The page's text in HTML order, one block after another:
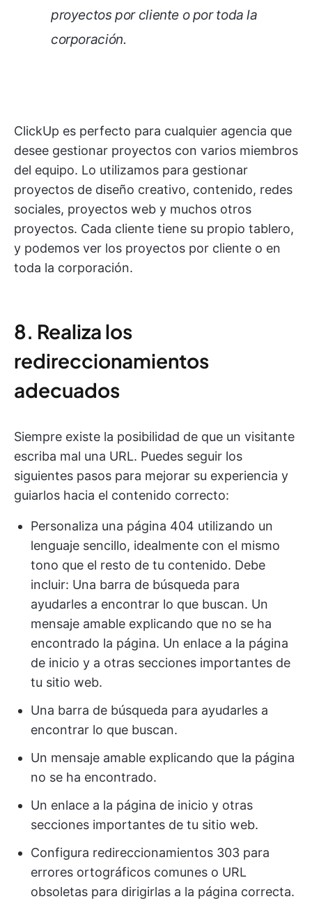
proyectos por cliente o por toda la
corporación.
ClickUp es perfecto para cualquier agencia que
desee gestionar proyectos con varios miembros
del equipo. Lo utilizamos para gestionar
proyectos de diseño creativo, contenido, redes
sociales, proyectos web y muchos otros
proyectos. Cada cliente tiene su propio tablero,
y podemos ver los proyectos por cliente o en
toda la corporación.
8. Realiza los
redireccionamientos
adecuados
Siempre existe la posibilidad de que un visitante
escriba mal una URL. Puedes seguir los
siguientes pasos para mejorar su experiencia y
guiarlos hacia el contenido correcto:
Personaliza una página 404 utilizando un
lenguaje sencillo, idealmente con el mismo
tono que el resto de tu contenido. Debe
incluir: Una barra de búsqueda para
ayudarles a encontrar lo que buscan. Un
mensaje amable explicando que no se ha
encontrado la página. Un enlace a la página
de inicio y a otras secciones importantes de
tu sitio web.
Una barra de búsqueda para ayudarles a
encontrar lo que buscan.
Un mensaje amable explicando que la página
no se ha encontrado.
Un enlace a la página de inicio y otras
secciones importantes de tu sitio web.
Configura redireccionamientos 303 para
errores ortográficos comunes o URL
obsoletas para dirigirlas a la página correcta.